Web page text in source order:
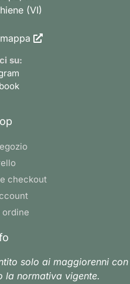
(VI)
su:
checkout
ordine
solo ai maggiorenni con
la normativa vigente.